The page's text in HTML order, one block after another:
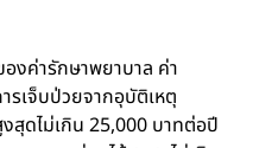
งค่ารักษาพยาบาล ค่า
รเจ็บป่วยจากอุบัติเหตุ
สุดไม่เกิน 25,000 บาทต่อปี